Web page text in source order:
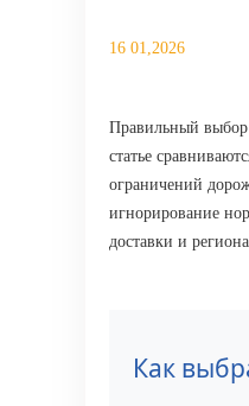
16 01,2026
Правильный выбор
статье
ограничений
игнорирование
доставки и
Как